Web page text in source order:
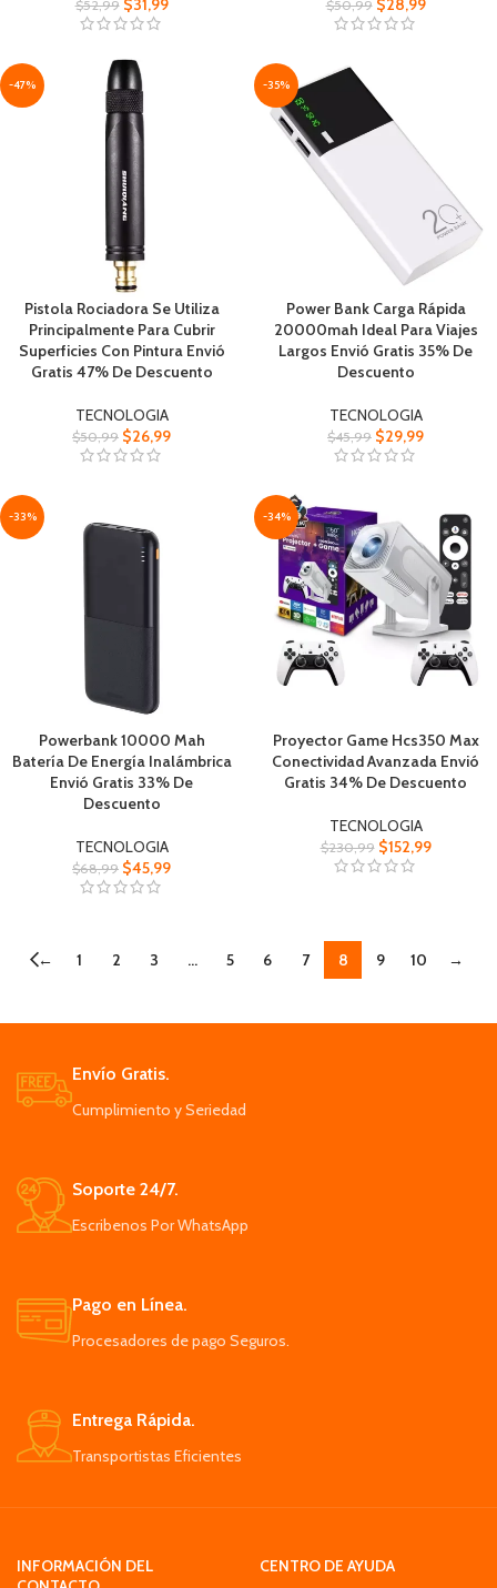
$52,99 $31,99 $50,99 $28,99
-47%
Pistola Rociadora Se Utiliza
Principalmente Para Cubrir
Superficies Con Pintura Envió
Gratis 47% De Descuento
TECNOLOGIA
$50,99 $26,99
-35%
Power Bank Carga Rápida
20000mah Ideal Para Viajes
Largos Envió Gratis 35% De
Descuento
TECNOLOGIA
$45,99 $29,99
-33%
Powerbank 10000 Mah
Batería De Energía Inalámbrica
Envió Gratis 33% De
Descuento
TECNOLOGIA
$68,99 $45,99
-34%
Proyector Game Hcs350 Max
Conectividad Avanzada Envió
Gratis 34% De Descuento
TECNOLOGIA
$230,99 $152,99
← 1 2 3 … 5 6 7 8 9 10 →
Envío Gratis.
Cumplimiento y Seriedad
Soporte 24/7.
Escribenos Por WhatsApp
Pago en Línea.
Procesadores de pago Seguros.
Entrega Rápida.
Transportistas Eficientes
INFORMACIÓN DEL
CENTRO DE AYUDA